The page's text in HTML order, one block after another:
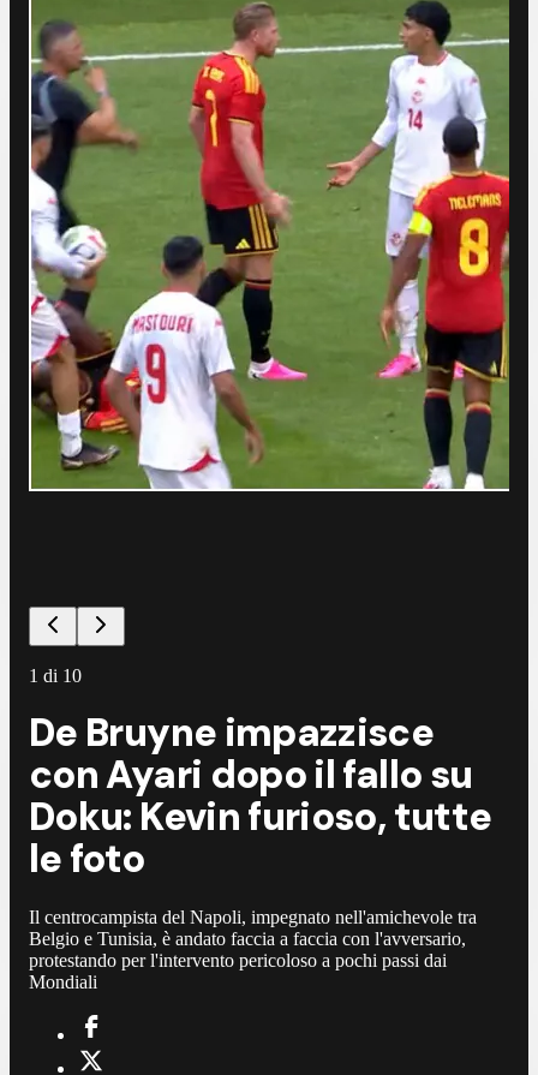
1 di 10
De Bruyne impazzisce
con Ayari dopo il fallo su
Doku: Kevin furioso, tutte
le foto
Il centrocampista del Napoli, impegnato nell'amichevole tra
Belgio e Tunisia, è andato faccia a faccia con l'avversario,
protestando per l'intervento pericoloso a pochi passi dai
Mondiali